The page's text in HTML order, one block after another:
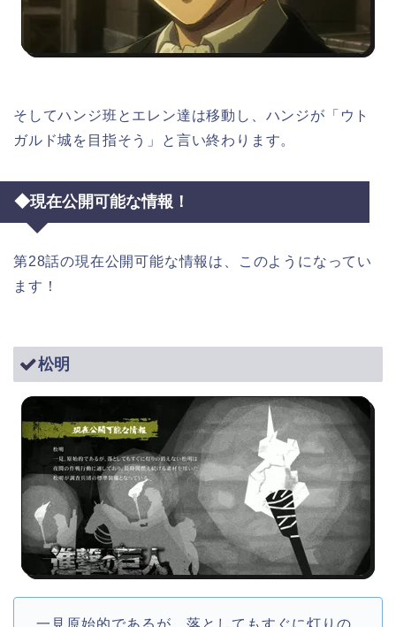
そしてハンジ班とエレン達は移動し、ハンジが「ウト
ガルド城を目指そう」と言い終わります。
◆現在公開可能な情報！
第28話の現在公開可能な情報は、このようになってい
ます！
松明